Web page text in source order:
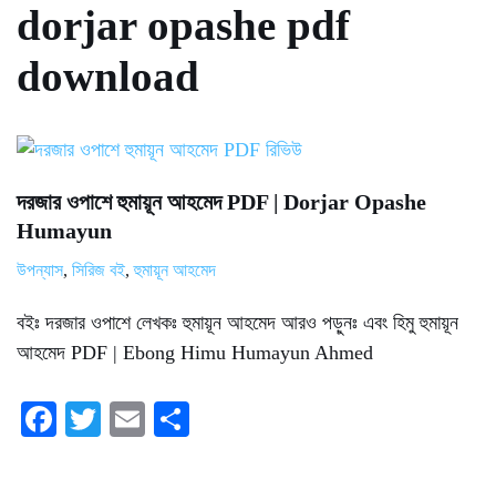
dorjar opashe pdf
download
দরজার ওপাশে হুমায়ূন আহমেদ PDF | Dorjar Opashe
Humayun
উপন্যাস, সিরিজ বই,হুমায়ূন আহমেদ
বইঃ দরজার ওপাশে লেখকঃ হুমায়ূন আহমেদ আরও পড়ুনঃ এবং হিমু হুমায়ূন
আহমেদ PDF | Ebong Himu Humayun Ahmed
Fa T
E